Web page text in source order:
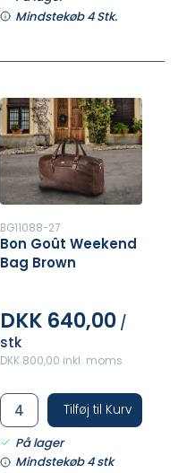
Mindstekøb 4 Stk.
BG11088-27
Bon Goût Weekend
Bag Brown
DKK 640,00 /
stk
DKK 800,00 inkl. moms
Tilføj til Kurv
På lager
Mindstekøb 4 stk